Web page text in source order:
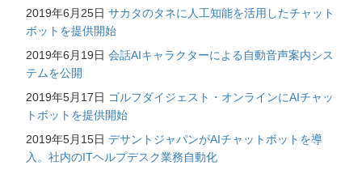
2019年6月25日 サカタのタネに人工知能を活用したチャット
ボットを提供開始
2019年6月19日 会話AIキャラクターによる自動音声案内シス
テムを公開
2019年5月17日 ゴルフダイジェスト・オンラインにAIチャッ
トボットを提供開始
2019年5月15日 デサントジャパンがAIチャットボットを導
入。社内のITヘルプデスク業務自動化